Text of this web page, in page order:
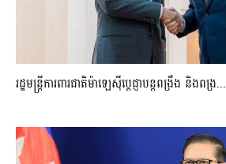
រដ្ឋមន្ត្រីការពារជាតិម៉ាឡេស៊ីប្ដេជ្ញាបន្តពង្រឹង និងពង្រ...